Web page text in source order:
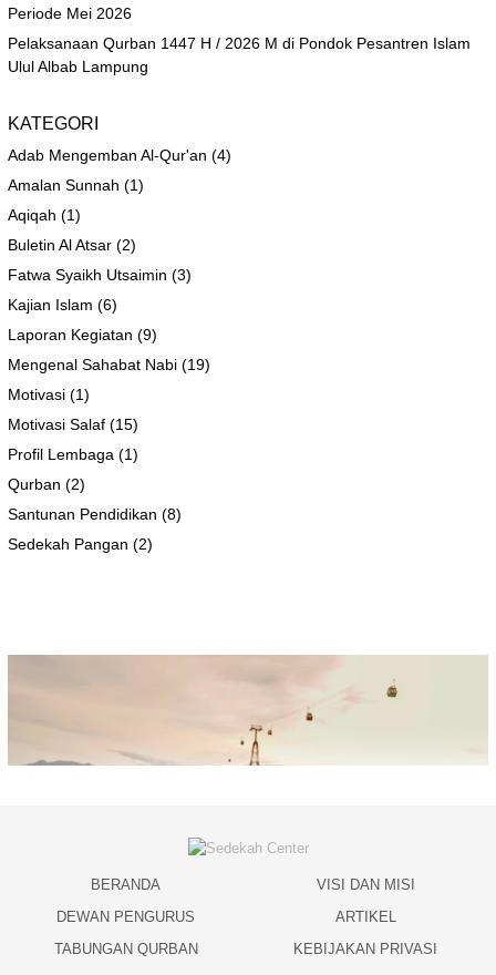
Periode Mei 2026
Pelaksanaan Qurban 1447 H / 2026 M di Pondok Pesantren Islam
Ulul Albab Lampung
KATEGORI
Adab Mengemban Al-Qur'an (4)
Amalan Sunnah (1)
Aqiqah (1)
Buletin Al Atsar (2)
Fatwa Syaikh Utsaimin (3)
Kajian Islam (6)
Laporan Kegiatan (9)
Mengenal Sahabat Nabi (19)
Motivasi (1)
Motivasi Salaf (15)
Profil Lembaga (1)
Qurban (2)
Santunan Pendidikan (8)
Sedekah Pangan (2)
BERANDA
VISI DAN MISI
DEWAN PENGURUS
ARTIKEL
TABUNGAN QURBAN
KEBIJAKAN PRIVASI